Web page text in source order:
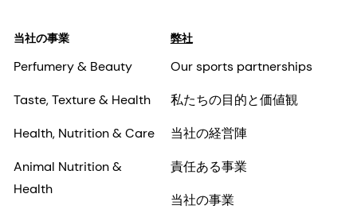
当社の事業
Perfumery & Beauty
Taste, Texture & Health
Health, Nutrition & Care
Animal Nutrition &
Health
弊社
Our sports partnerships
私たちの目的と価値観
当社の経営陣
責任ある事業
当社の事業